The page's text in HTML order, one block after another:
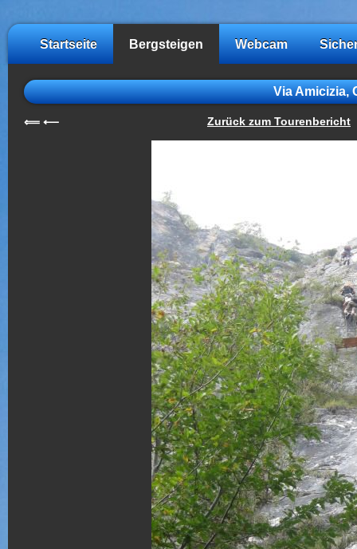
Startseite Bergsteigen Webcam
Via Amicizia,
⟸ ⟵ Zurück zum Tourenbericht